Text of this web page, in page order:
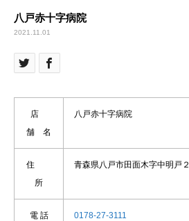
八戸赤十字病院
2021.11.01
店
舗 名
八戸赤十字病院
住
所
青森県八戸市田面木字中明戸２
電 話
0178-27-3111